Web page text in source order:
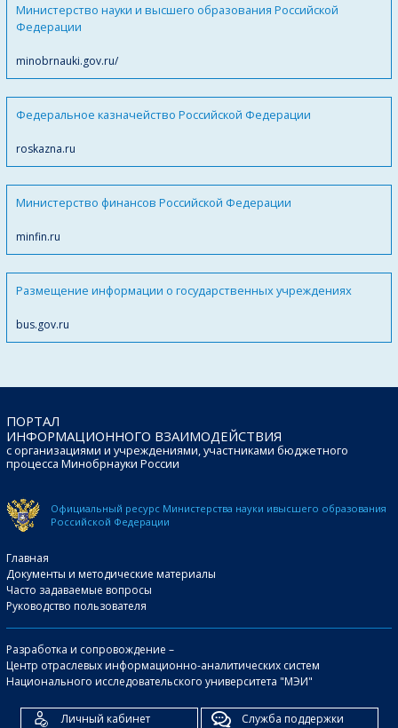
Министерство науки и высшего образования Российской
Федерации
minobrnauki.gov.ru/
Федеральное казначейство Российской Федерации
roskazna.ru
Министерство финансов Российской Федерации
minfin.ru
Размещение информации о государственных учреждениях
bus.gov.ru
ПОРТАЛ
ИНФОРМАЦИОННОГО ВЗАИМОДЕЙСТВИЯ
с организациями и учреждениями, участниками бюджетного
процесса Минобрнауки России
Официальный ресурс Министерства науки ивысшего образования
Российской Федерации
Главная
Документы и методические материалы
Часто задаваемые вопросы
Руководство пользователя
Разработка и сопровождение –
Центр отраслевых информационно-аналитических систем
Национального исследовательского университета "МЭИ"
Личный кабинет Служба поддержки